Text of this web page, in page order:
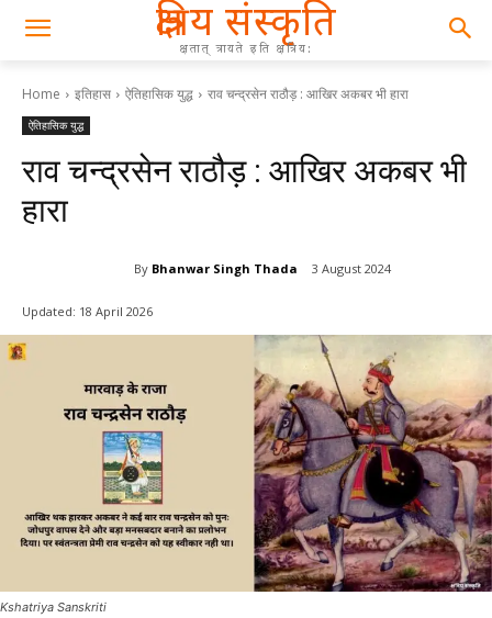
क्षत्रिय संस्कृति
क्षतात् त्रायते इति क्षत्रिय:
Home इतिहास ऐतिहासिक युद्ध राव चन्द्रसेन राठौड़ : आखिर अकबर भी हारा
ऐतिहासिक युद्ध
राव चन्द्रसेन राठौड़ : आखिर अकबर भी
हारा
By Bhanwar Singh Thada 3 August 2024
Updated: 18 April 2026
Kshatriya Sanskriti